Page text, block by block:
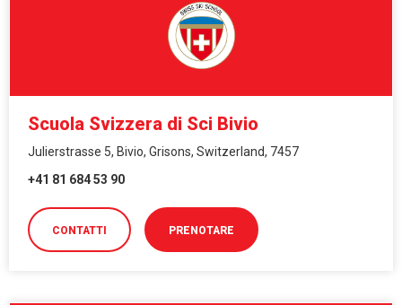
Scuola Svizzera di Sci Bivio
Julierstrasse 5, Bivio, Grisons, Switzerland, 7457
+41 81 684 53 90
CONTATTI PRENOTARE